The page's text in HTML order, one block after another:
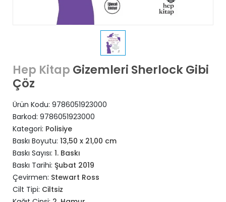
Hep Kitap Gizemleri Sherlock Gibi
Çöz
Ürün Kodu: 9786051923000
Barkod: 9786051923000
Kategori: Polisiye
Baskı Boyutu: 13,50 x 21,00 cm
Baskı Sayısı: 1. Baskı
Baskı Tarihi: Şubat 2019
Çevirmen: Stewart Ross
Cilt Tipi: Ciltsiz